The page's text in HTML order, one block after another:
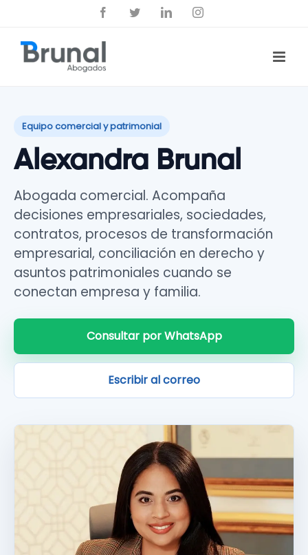
contenido
FacebookTwitterLinkedInInstagram
Equipo comercial y patrimonial
Alexandra Brunal
Abogada comercial. Acompaña
decisiones empresariales, sociedades,
contratos, procesos de transformación
empresarial, conciliación en derecho y
asuntos patrimoniales cuando se
conectan empresa y familia.
Consultar por WhatsApp
Escribir al correo